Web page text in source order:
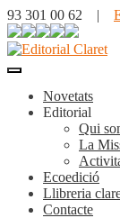
93 301 00 62 |
Novetats
Editorial
Qui
La
Ecoedició
Llibreria
Contacte